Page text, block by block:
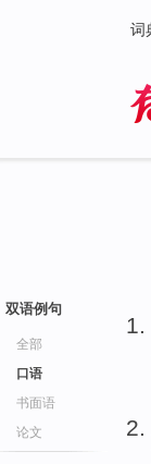
词
双语例句
全部
口语
书面语
论文